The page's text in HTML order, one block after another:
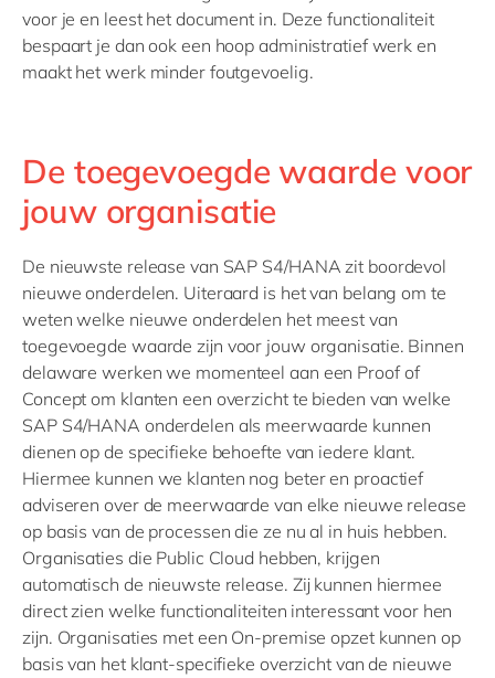
voor je en leest het document in. Deze functionaliteit
bespaart je dan ook een hoop administratief werk en
maakt het werk minder foutgevoelig.
De toegevoegde waarde voor
jouw organisatie
De nieuwste release van SAP S4/HANA zit boordevol
nieuwe onderdelen. Uiteraard is het van belang om te
weten welke nieuwe onderdelen het meest van
toegevoegde waarde zijn voor jouw organisatie. Binnen
delaware werken we momenteel aan een Proof of
Concept om klanten een overzicht te bieden van welke
SAP S4/HANA onderdelen als meerwaarde kunnen
dienen op de specifieke behoefte van iedere klant.
Hiermee kunnen we klanten nog beter en proactief
adviseren over de meerwaarde van elke nieuwe release
op basis van de processen die ze nu al in huis hebben.
Organisaties die Public Cloud hebben, krijgen
automatisch de nieuwste release. Zij kunnen hiermee
direct zien welke functionaliteiten interessant voor hen
zijn. Organisaties met een On-premise opzet kunnen op
basis van het klant-specifieke overzicht van de nieuwe